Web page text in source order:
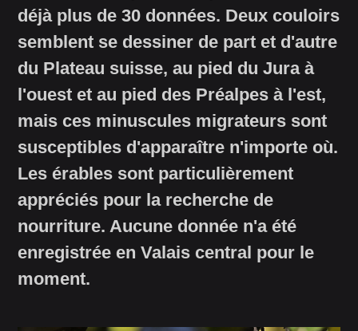
déjà plus de 30 données. Deux couloirs
semblent se dessiner de part et d'autre
du Plateau suisse, au pied du Jura à
l'ouest et au pied des Préalpes à l'est,
mais ces minuscules migrateurs sont
susceptibles d'apparaître n'importe où.
Les érables sont particulièrement
appréciés pour la recherche de
nourriture. Aucune donnée n'a été
enregistrée en Valais central pour le
moment.